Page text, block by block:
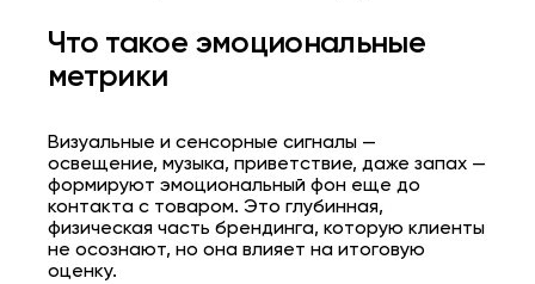
Что такое эмоциональные
метрики
Визуальные и сенсорные сигналы —
освещение, музыка, приветствие, даже запах —
формируют эмоциональный фон еще до
контакта с товаром. Это глубинная,
физическая часть брендинга, которую клиенты
не осознают, но она влияет на итоговую
оценку.